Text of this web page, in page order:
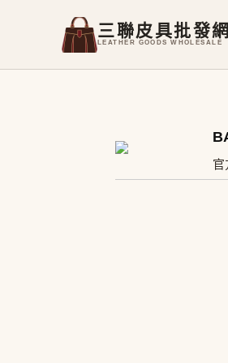
三聯皮具批發網
LEATHER GOODS WHOLESALE
官